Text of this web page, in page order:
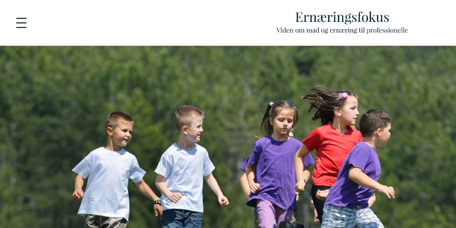
Navigation
Fødevarer Toggle Level
Energi og næringsstoffer Toggle Level
Beregnere Toggle Level
Kostanbefalinger Toggle Level
Livsstil Toggle Level